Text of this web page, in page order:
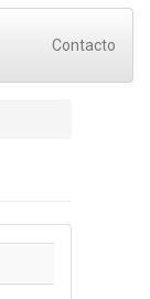
Contacto